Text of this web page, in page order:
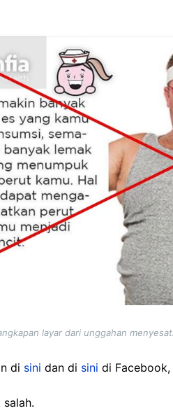
layar dari unggahan
di sini dan di sini di